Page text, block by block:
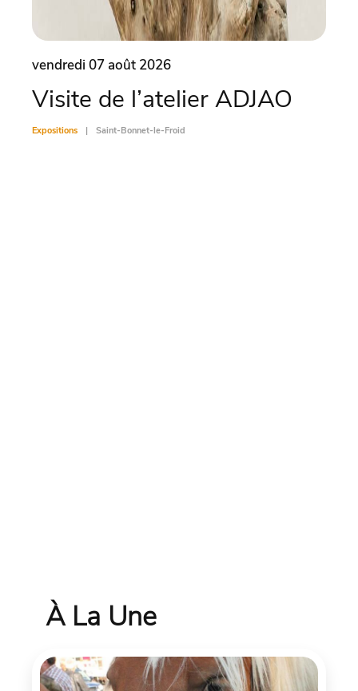
vendredi 07 août 2026
Visite de l’atelier ADJAO
Expositions Saint-Bonnet-le-Froid
À La Une